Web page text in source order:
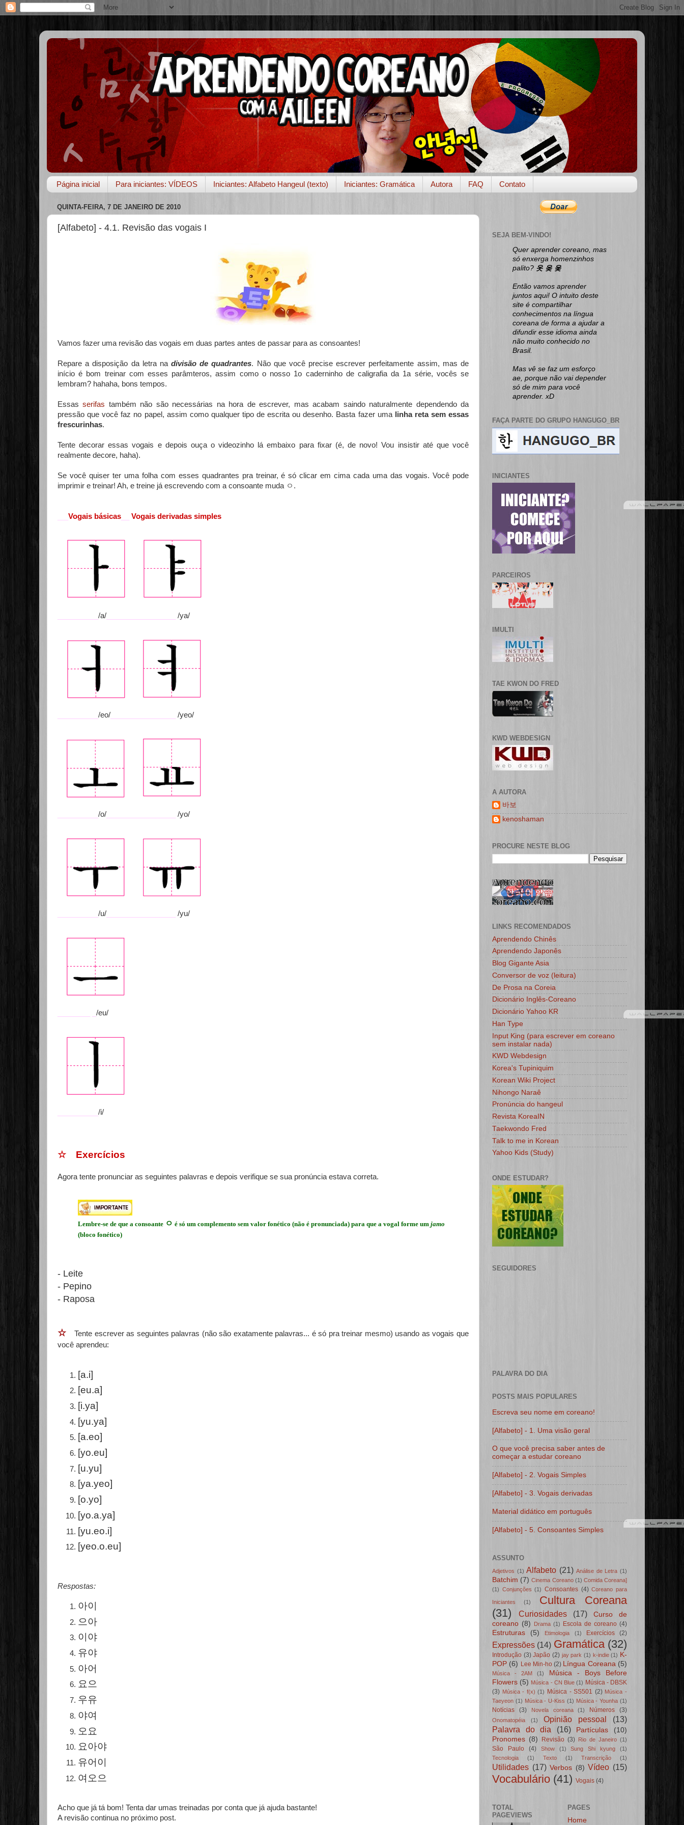
Página inicial Para iniciantes: VÍDEOS Iniciantes: Alfabeto Hangeul (texto) Iniciantes: Gramática Autora FAQ Contato
QUINTA-FEIRA, 7 DE JANEIRO DE 2010
[Alfabeto] - 4.1. Revisão das vogais I
Vamos fazer uma revisão das vogais em duas partes antes de passar para as consoantes!
Repare a disposição da letra nadivisão de quadrantes. Não que você precise escrever perfeitamente assim, mas de
início é bom treinar com esses parâmteros, assim como o nosso 1o caderninho de caligrafia da 1a série, vocês se
lembram? hahaha, bons tempos.
Essasserifas também não são necessárias na hora de escrever, mas acabam saindo naturalmente dependendo da
pressão que você faz no papel, assim como qualquer tipo de escrita ou desenho. Basta fazer uma
linha reta sem essas
frescurinhas.
Tente decorar essas vogais e depois ouça o videozinho lá embaixo para fixar (é, de novo! Vou insistir até que você
realmente decore, haha).
Se você quiser ter uma folha com esses quadrantes pra treinar, é só clicar em cima cada uma das vogais. Você pode
imprimir e treinar! Ah, e treine já escrevendo com a consoante muda ㅇ.
Vogais básicas Vogais derivadas simples
/a/ /ya/
/eo/ /yeo/
/o/ /yo/
/u/ /yu/
/eu/
/i/
☆ Exercícios
Agora tente pronunciar as seguintes palavras e depois verifique se sua pronúncia estava correta.
Lembre-se de que a consoante ㅇ é só um complemento sem valor fonético (não é pronunciada) para que a vogal forme um jamo
(bloco fonético)
- Leite
- Pepino
- Raposa
☆ Tente escrever as seguintes palavras (não são exatamente palavras... é só pra treinar mesmo) usando as vogais que
você aprendeu:
[a.i]
[eu.a]
[i.ya]
[yu.ya]
[a.eo]
[yo.eu]
[u.yu]
[ya.yeo]
[o.yo]
[yo.a.ya]
[yu.eo.i]
[yeo.o.eu]
Respostas:
아이
으아
이야
유야
아어
요으
우유
야여
오요
요아야
유어 이
여오으
Acho que já tá bom! Tenta dar umas treinadas por conta que já ajuda bastante!
A revisão continua no próximo post.
SEJA BEM-VINDO!
Quer aprender coreano, mas
só enxerga homenzinhos
palito? 옷 옺 웆
Então vamos aprender
juntos aqui! O intuito deste
site é compartilhar
conhecimentos na língua
coreana de forma a ajudar a
difundir esse idioma ainda
não muito conhecido no
Brasil.
Mas vê se faz um esforço
ae, porque não vai depender
só de mim para você
aprender. xD
FAÇA PARTE DO GRUPO HANGUGO_BR
INICIANTES
PARCEIROS
IMULTI
TAE KWON DO FRED
KWD WEBDESIGN
A AUTORA
바보
kenoshaman
PROCURE NESTE BLOG
LINKS RECOMENDADOS
Aprendendo Chinês
Aprendendo Japonês
Blog Gigante Asia
Conversor de voz (leitura)
De Prosa na Coreia
Dicionário Inglês-Coreano
Dicionário Yahoo KR
Han Type
Input King (para escrever em coreano
sem instalar nada)
KWD Webdesign
Korea's Tupiniquim
Korean Wiki Project
Nihongo Naraê
Pronúncia do hangeul
Revista KoreaIN
Taekwondo Fred
Talk to me in Korean
Yahoo Kids (Study)
ONDE ESTUDAR?
SEGUIDORES
PALAVRA DO DIA
POSTS MAIS POPULARES
Escreva seu nome em coreano!
[Alfabeto] - 1. Uma visão geral
O que você precisa saber antes de
começar a estudar coreano
[Alfabeto] - 2. Vogais Simples
[Alfabeto] - 3. Vogais derivadas
Material didático em português
[Alfabeto] - 5. Consoantes Simples
ASSUNTO
Adjetivos (1) Alfabeto (21) Análise de Letra (1)
Batchim (7) Cinema Coreano (1) Comida Coreana]
(1) Conjunções (1) Consoantes (4) Coreano para
Iniciantes (1)
Cultura Coreana
(31)
Curiosidades (17)
Curso de
coreano (8) Drama (1) Escola de coreano (4)
Estruturas (5) Etimologia (1) Exercícios (2)
Expressões (14) Gramática (32)
Introdução (3) Japão (2) jay park (1) k-indie (1) K-
POP (6) Lee Min-ho (2) Língua Coreana (5)
Música - 2AM (1)
Música - Boys Before
Flowers (5) Música - CN Blue (1) Música - DBSK
(3) Música - f(x) (1) Música - SS501 (2) Música -
Taeyeon (1) Música - U-Kiss (1) Música - Younha (1)
Notícias (3) Novela coreana (1) Números (3)
Onomatopéia (1) Opinião pessoal
(13)
Palavra do dia
(16) Partículas
(10)
Pronomes (8) Revisão (3) Rio de Janeiro (1)
São Paulo (4) Show (1) Sung Shi kyung
(1)
Tecnologia
(1) Texto (1) Transcrição (1)
Utilidades (17) Verbos (8) Vídeo (15)
Vocabulário (41) Vogais (4)
TOTAL
PAGEVIEWS
PAGES
Home